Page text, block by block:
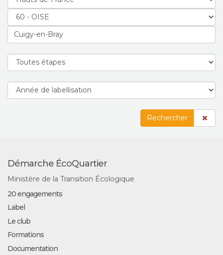
Rechercher
Démarche ÉcoQuartier
Ministère de la Transition Écologique
20 engagements
Label
Le club
Formations
Documentation